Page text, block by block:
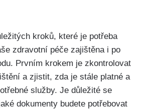
kroků, které je potřeba
zdravotní péče zajištěna i po
Prvním krokem je zkontrolovat
a zjistit, zda je stále platné a
služby. Je důležité se
dokumenty budete potřebovat